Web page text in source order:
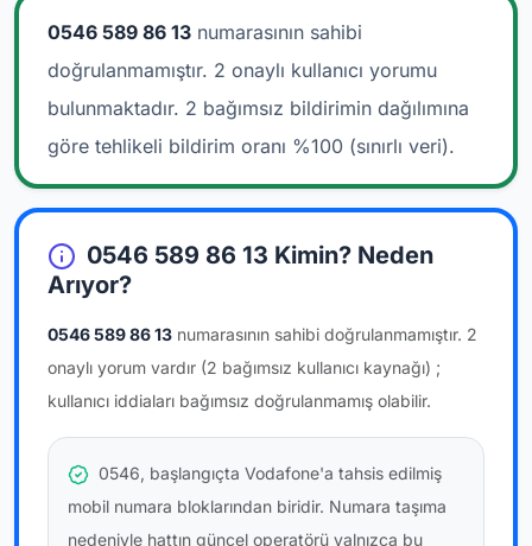
0546 589 86 13 numarasının sahibi
doğrulanmamıştır. 2 onaylı kullanıcı yorumu
bulunmaktadır. 2 bağımsız bildirimin dağılımına
göre tehlikeli bildirim oranı %100 (sınırlı veri).
0546 589 86 13 Kimin? Neden
Arıyor?
0546 589 86 13 numarasının sahibi doğrulanmamıştır. 2
onaylı yorum vardır (2 bağımsız kullanıcı kaynağı) ;
kullanıcı iddiaları bağımsız doğrulanmamış olabilir.
0546, başlangıçta Vodafone'a tahsis edilmiş
mobil numara bloklarından biridir. Numara taşıma
nedeniyle hattın güncel operatörü yalnızca bu